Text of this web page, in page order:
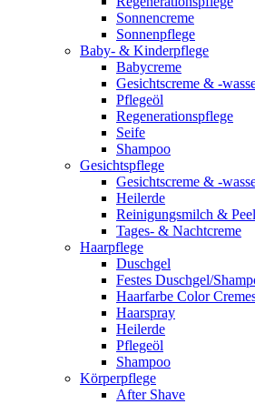
Sonnencreme
Sonnenpflege
Baby- & Kinderpflege
Babycreme
Gesichtscreme & -
Pflegeöl
Regenerationspflege
Seife
Shampoo
Gesichtspflege
Gesichtscreme & -
Heilerde
Reinigungsmilch &
Tages- & Nachtcreme
Haarpflege
Duschgel
Festes Duschgel/
Haarfarbe Color
Haarspray
Heilerde
Pflegeöl
Shampoo
Körperpflege
After Shave